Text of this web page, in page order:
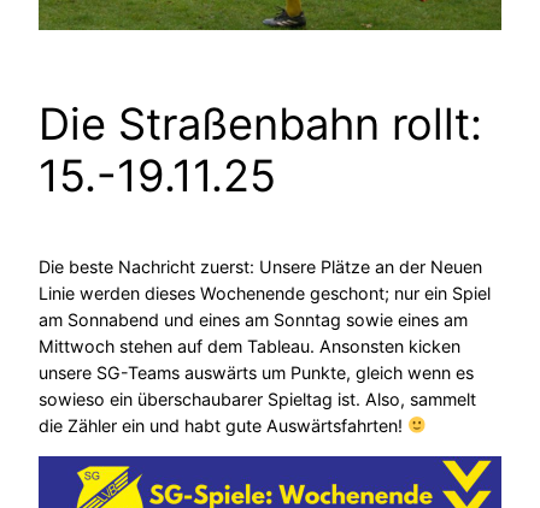
Die Straßenbahn rollt:
15.-19.11.25
Die beste Nachricht zuerst: Unsere Plätze an der Neuen
Linie werden dieses Wochenende geschont; nur ein Spiel
am Sonnabend und eines am Sonntag sowie eines am
Mittwoch stehen auf dem Tableau. Ansonsten kicken
unsere SG-Teams auswärts um Punkte, gleich wenn es
sowieso ein überschaubarer Spieltag ist. Also, sammelt
die Zähler ein und habt gute Auswärtsfahrten!